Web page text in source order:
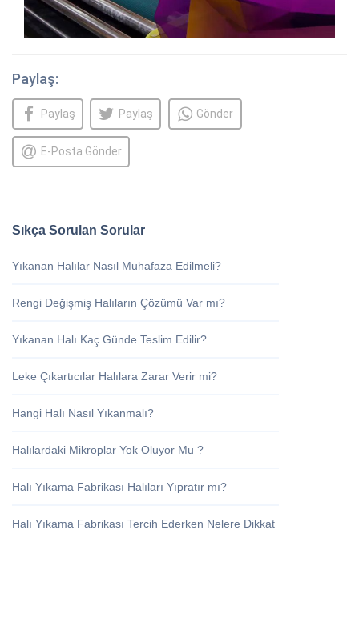
Paylaş:
Paylaş Paylaş Gönder
E-Posta Gönder
Sıkça Sorulan Sorular
Yıkanan Halılar Nasıl Muhafaza Edilmeli?
Rengi Değişmiş Halıların Çözümü Var mı?
Yıkanan Halı Kaç Günde Teslim Edilir?
Leke Çıkartıcılar Halılara Zarar Verir mi?
Hangi Halı Nasıl Yıkanmalı?
Halılardaki Mikroplar Yok Oluyor Mu ?
Halı Yıkama Fabrikası Halıları Yıpratır mı?
Halı Yıkama Fabrikası Tercih Ederken Nelere Dikkat